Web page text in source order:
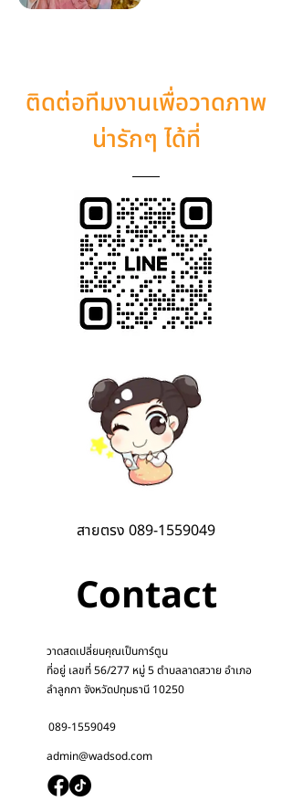
ติดต่อทีมงานเพื่อวาดภาพ
น่ารักๆ ได้ที่
สายตรง 089-1559049
Contact
วาดสดเปลี่ยนคุณเป็นการ์ตูน
ที่อยู่ เลขที่ 56/277 หมู่ 5 ตำบลลาดสวาย อำเภอ
ลำลูกกา จังหวัดปทุมธานี 10250
089-1559049
admin@wadsod.com